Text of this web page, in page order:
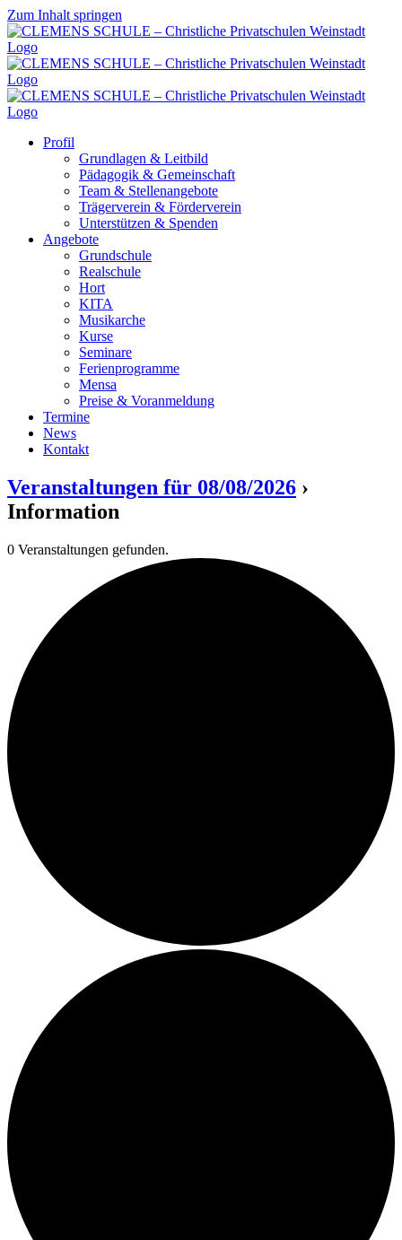
Zum Inhalt springen
Profil
Grundlagen & Leitbild
Pädagogik & Gemeinschaft
Team & Stellenangebote
Trägerverein & Förderverein
Unterstützen & Spenden
Angebote
Grundschule
Realschule
Hort
KITA
Musikarche
Kurse
Seminare
Ferienprogramme
Mensa
Preise & Voranmeldung
Termine
News
Kontakt
Veranstaltungen für 08/08/2026 ›
Information
0 Veranstaltungen gefunden.